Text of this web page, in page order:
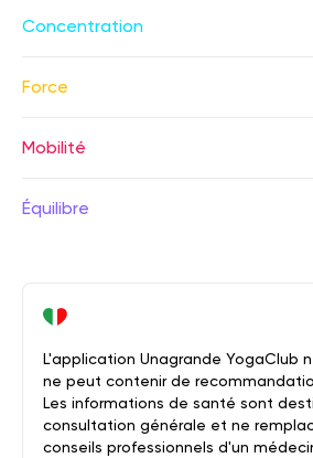
Concentration
Force
Mobilité
Équilibre
L'application Unagrande YogaClub
ne peut contenir de
Les informations de santé sont
consultation générale et ne
conseils professionnels d'un